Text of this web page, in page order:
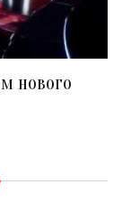
нового